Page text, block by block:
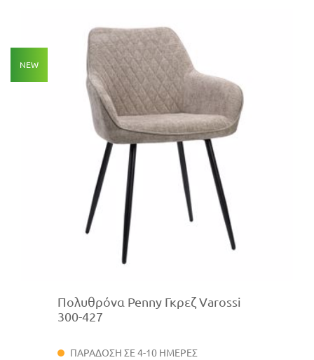
NEW
Πολυθρόνα Penny Γκρεζ Varossi
300-427
ΠΑΡΑΔΟΣΗ ΣΕ 4-10 ΗΜΕΡΕΣ